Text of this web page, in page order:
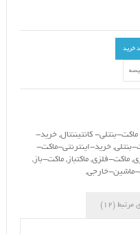
خرید
ماکت-بنتلی- کانتیننتال, خرید-
بنتلی, خرید-اینترنتی-ماکت-
, ماکت-فلزی, ماکتباز , ماکت-باز ,
ماشین-خارجی,
مرتبط (12)